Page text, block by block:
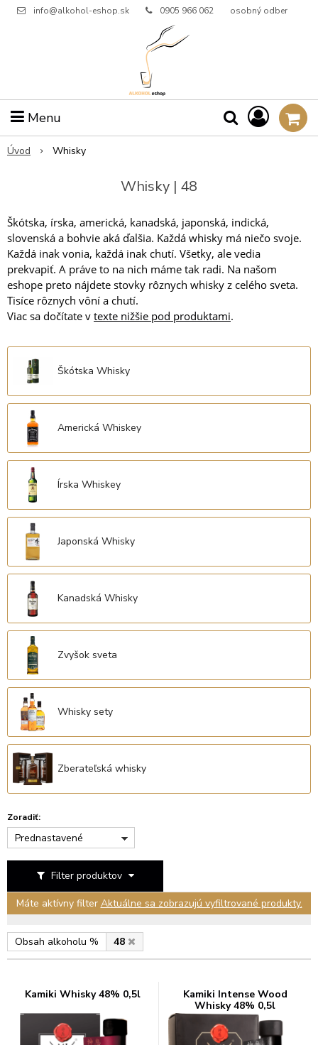
info@alkohol-eshop.sk 0905 966 062 osobný odber
Menu
Úvod Whisky
Whisky | 48
Škótska, írska, americká, kanadská, japonská, indická,
slovenská a bohvie aká ďalšia. Každá whisky má niečo svoje.
Každá inak vonia, každá inak chutí. Všetky, ale vedia
prekvapiť. A práve to na nich máme tak radi. Na našom
eshope preto nájdete stovky rôznych whisky z celého sveta.
Tisíce rôznych vôní a chutí.
Viac sa dočítate v texte nižšie pod produktami.
Škótska Whisky
Americká Whiskey
Írska Whiskey
Japonská Whisky
Kanadská Whisky
Zvyšok sveta
Whisky sety
Zberateľská whisky
Filter produktov
Zoradiť:
Prednastavené
Máte aktívny filter Aktuálne sa zobrazujú vyfiltrované produkty.
Obsah alkoholu % 48
Kamiki Whisky 48% 0,5l
Kamiki Intense Wood
Whisky 48% 0,5l